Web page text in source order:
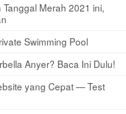
Merah 2021 ini,
Swimming Pool
Anyer? Baca Ini Dulu!
yang Cepat — Test